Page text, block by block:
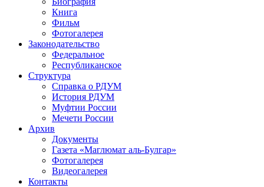
Книга
Фильм
Фотогалерея
Законодательство
Федеральное
Республиканское
Структура
Справка о РДУМ
История РДУМ
Муфтии России
Мечети России
Архив
Документы
Газета «Маглюмат аль-Булгар»
Фотогалерея
Видеогалерея
Контакты